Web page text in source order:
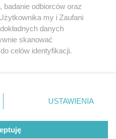
ZPR Media
odbiorców oraz
my i Zaufani
danych
skanować
celów identyfikacji.
ustawień prywatności
rogu strony
nie wymagają zgody
sprzeciwić się takiemu
USTAWIENIA